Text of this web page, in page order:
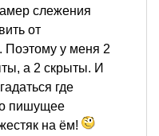
слежения
от
Поэтому у меня 2
а 2 скрыты. И
где
пишущее
на ём!